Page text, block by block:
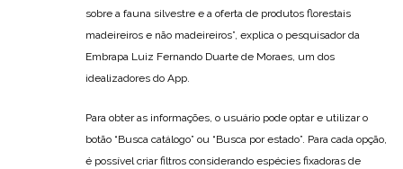
sobre a fauna silvestre e a oferta de produtos florestais
madeireiros e não madeireiros”, explica o pesquisador da
Embrapa Luiz Fernando Duarte de Moraes, um dos
idealizadores do App.
Para obter as informações, o usuário pode optar e utilizar o
botão “Busca catálogo” ou “Busca por estado”. Para cada opção,
é possível criar filtros considerando espécies fixadoras de